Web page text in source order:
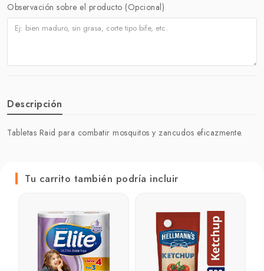
Observación sobre el producto (Opcional)
Descripción
Tabletas Raid para combatir mosquitos y zancudos eficazmente.
Tu carrito también podría incluir